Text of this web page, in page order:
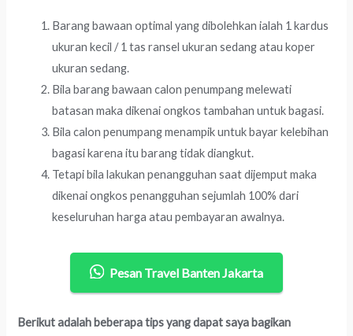
Barang bawaan optimal yang dibolehkan ialah 1 kardus
ukuran kecil / 1 tas ransel ukuran sedang atau koper
ukuran sedang.
Bila barang bawaan calon penumpang melewati
batasan maka dikenai ongkos tambahan untuk bagasi.
Bila calon penumpang menampik untuk bayar kelebihan
bagasi karena itu barang tidak diangkut.
Tetapi bila lakukan penangguhan saat dijemput maka
dikenai ongkos penangguhan sejumlah 100% dari
keseluruhan harga atau pembayaran awalnya.
Pesan Travel Banten Jakarta
Berikut adalah beberapa tips yang dapat saya bagikan